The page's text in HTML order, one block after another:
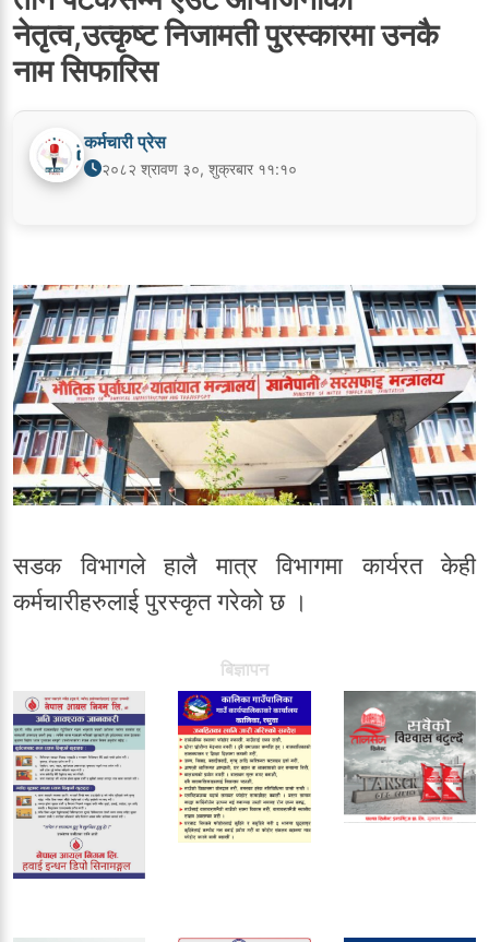
नेतृत्व,उत्कृष्ट निजामती पुरस्कारमा उनकै
नाम सिफारिस
कर्मचारी प्रेस
२०८२ श्रावण ३०, शुक्रबार ११:१०
सडक विभागले हालै मात्र विभागमा कार्यरत केही
कर्मचारीहरुलाई पुरस्कृत गरेको छ ।
बिज्ञापन